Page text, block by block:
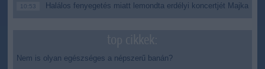
10:53 Halálos fenyegetés miatt lemondta erdélyi koncertjét Majka
Nem is olyan egészséges a népszerű banán?